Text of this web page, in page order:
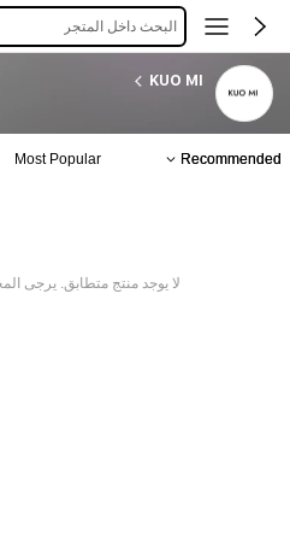
البحث داخل المتجر
KUO MI
Recommended
Most Popular
لا يوجد منتج متطابق. يرجى